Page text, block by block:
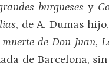
burgueses y
, de A. Dumas
de Don Juan,
de Barcelona,